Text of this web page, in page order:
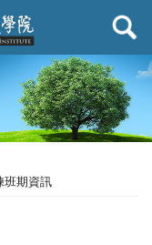
班期資訊